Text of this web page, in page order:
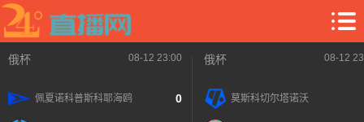
俄杯 08-12 23:00
佩夏诺科普斯科耶海鸥 0
俄杯 08-12
莫斯科切尔塔诺沃